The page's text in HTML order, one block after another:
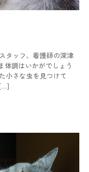
木曜休診
2565
タッフ、看護師の深津
調はいかがでしょう
小さな虫を見つけて